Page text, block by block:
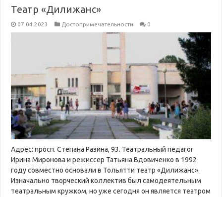
Театр «Дилижанс»
07.04.2023 Достопримечательности 0
Адрес: просп. Степана Разина, 93. Театральный педагог
Ирина Миронова и режиссер Татьяна Вдовиченко в 1992
году совместно основали в Тольятти театр «Дилижанс».
Изначально творческий коллектив был самодеятельным
театральным кружком, но уже сегодня он является театром